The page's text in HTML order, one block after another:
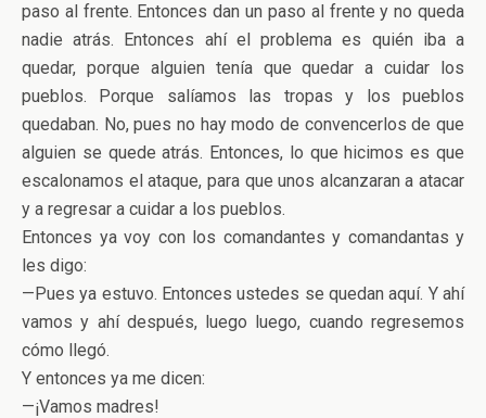
paso al frente. Entonces dan un paso al frente y no queda
nadie atrás. Entonces ahí el problema es quién iba a
quedar, porque alguien tenía que quedar a cuidar los
pueblos. Porque salíamos las tropas y los pueblos
quedaban. No, pues no hay modo de convencerlos de que
alguien se quede atrás. Entonces, lo que hicimos es que
escalonamos el ataque, para que unos alcanzaran a atacar
y a regresar a cuidar a los pueblos.
Entonces ya voy con los comandantes y comandantas y
les digo:
—Pues ya estuvo. Entonces ustedes se quedan aquí. Y ahí
vamos y ahí después, luego luego, cuando regresemos
cómo llegó.
Y entonces ya me dicen:
—¡Vamos madres!